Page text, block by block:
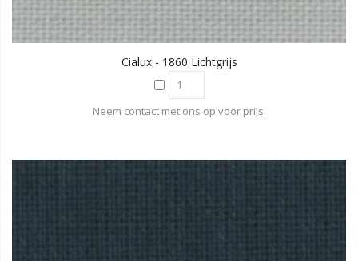
Cialux - 1860 Lichtgrijs
Neem contact met ons op voor prijs.